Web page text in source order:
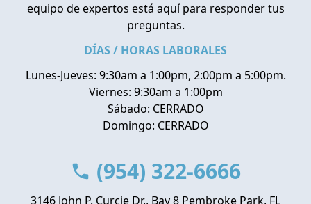
equipo de expertos está aquí para responder tus
preguntas.
DÍAS / HORAS LABORALES
Lunes-Jueves: 9:30am a 1:00pm, 2:00pm a 5:00pm.
Viernes: 9:30am a 1:00pm
Sábado: CERRADO
Domingo: CERRADO
(954) 322-6666
3146 John P. Curcie Dr., Bay 8 Pembroke Park, FL